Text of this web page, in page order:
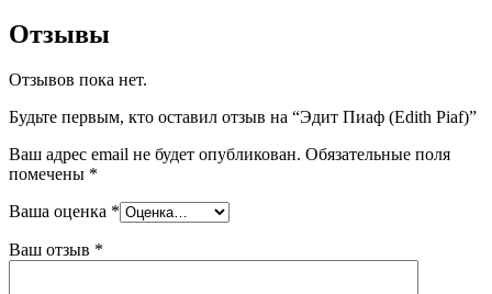
Отзывы
Отзывов пока нет.
Будьте первым, кто оставил отзыв на “Эдит Пиаф (Edith Piaf)”
Ваш адрес email не будет опубликован. Обязательные поля
помечены *
Ваша оценка *
Ваш отзыв *